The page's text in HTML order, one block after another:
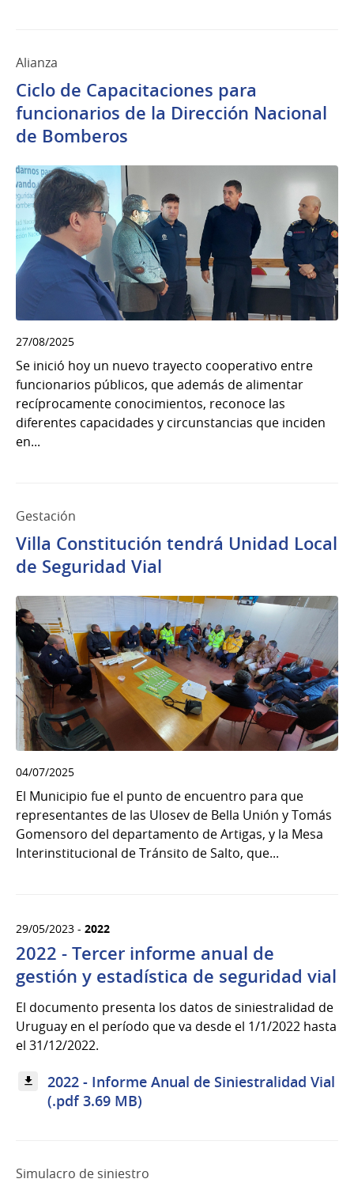
Alianza
Ciclo de Capacitaciones para
funcionarios de la Dirección Nacional
de Bomberos
27/08/2025
Se inició hoy un nuevo trayecto cooperativo entre
funcionarios públicos, que además de alimentar
recíprocamente conocimientos, reconoce las
diferentes capacidades y circunstancias que inciden
en...
Gestación
Villa Constitución tendrá Unidad Local
de Seguridad Vial
04/07/2025
El Municipio fue el punto de encuentro para que
representantes de las Ulosev de Bella Unión y Tomás
Gomensoro del departamento de Artigas, y la Mesa
Interinstitucional de Tránsito de Salto, que...
29/05/2023 - 2022
2022 - Tercer informe anual de
gestión y estadística de seguridad vial
El documento presenta los datos de siniestralidad de
Uruguay en el período que va desde el 1/1/2022 hasta
el 31/12/2022.
2022 - Informe Anual de Siniestralidad Vial
(.pdf 3.69 MB)
Simulacro de siniestro